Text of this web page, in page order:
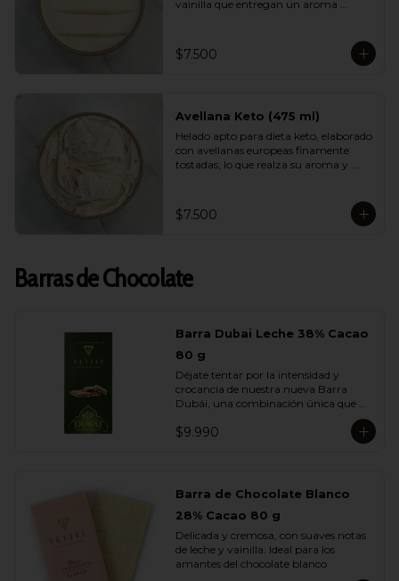
vainilla que entregan un aroma
buscan disfrutar de un helado liviano
sin renunciar al verdadero sabor de la
$7.500
Avellana Keto (475 ml)
Helado apto para dieta keto, elaborado
con avellanas europeas finamente
tostadas, lo que realza su aroma y
sorprendente. Ideal para quienes
cuidan su alimentación y quieren
$7.500
Barras de Chocolate
Barra Dubai Leche 38% Cacao
80 g
Déjate tentar por la intensidad y
crocancia de nuestra nueva Barra
Dubái, una combinación única que
fusiona lo mejor del chocolate europeo
con los sabores más exquisitos de
rellena con una cremosa pasta de
hebras de masa filo tostada con
mantequilla que aportan una textura
crujiente e irresistible.
$9.990
Barra de Chocolate Blanco
28% Cacao 80 g
Delicada y cremosa, con suaves notas
de leche y vainilla. Ideal para los
amantes del chocolate blanco